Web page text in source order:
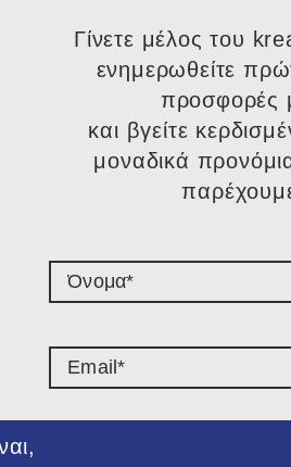
Γίνετε μέλος του
ενημερωθείτε
προσφορές
και βγείτε
μοναδικά